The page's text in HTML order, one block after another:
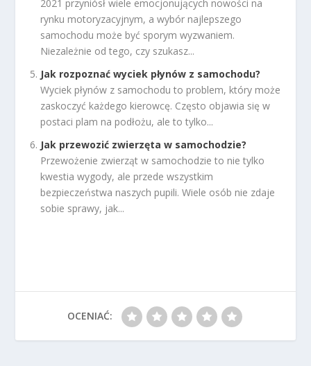
2021 przyniósł wiele emocjonujących nowości na
rynku motoryzacyjnym, a wybór najlepszego
samochodu może być sporym wyzwaniem.
Niezależnie od tego, czy szukasz...
Jak rozpoznać wyciek płynów z samochodu?
Wyciek płynów z samochodu to problem, który może
zaskoczyć każdego kierowcę. Często objawia się w
postaci plam na podłożu, ale to tylko...
Jak przewozić zwierzęta w samochodzie?
Przewożenie zwierząt w samochodzie to nie tylko
kwestia wygody, ale przede wszystkim
bezpieczeństwa naszych pupili. Wiele osób nie zdaje
sobie sprawy, jak...
OCENIAĆ: